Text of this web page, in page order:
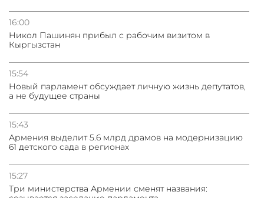
16:00
Никол Пашинян прибыл с рабочим визитом в
Кыргызстан
15:54
Новый парламент обсуждает личную жизнь депутатов,
а не будущее страны
15:43
Армения выделит 5.6 млрд драмов на модернизацию
61 детского сада в регионах
15:27
Три министерства Армении сменят названия: